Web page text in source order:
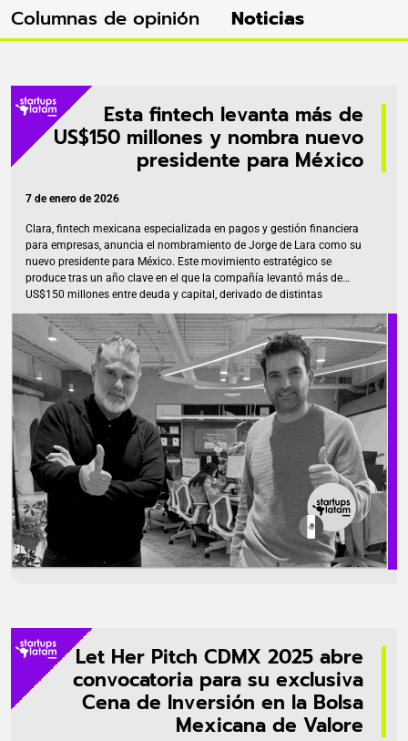
Columnas de opinión Noticias
Esta fintech levanta más de
US$150 millones y nombra nuevo
presidente para México
7 de enero de 2026
Clara, fintech mexicana especializada en pagos y gestión financiera
para empresas, anuncia el nombramiento de Jorge de Lara como su
nuevo presidente para México. Este movimiento estratégico se
produce tras un año clave en el que la compañía levantó más de
US$150 millones entre deuda y capital, derivado de distintas
operaciones que refuerzan su propuesta como plataforma de pagos
corporativos. El respaldo financiero ha sido interpretado por la
empresa como una señal de confianza de los inversionistas en su
modelo de negocio enfocado en soluciones de pago y control
financiero para compañías medianas y grandes. Asimismo, este
capital ha permitido […]
Let Her Pitch CDMX 2025 abre
convocatoria para su exclusiva
Cena de Inversión en la Bolsa
Mexicana de Valore